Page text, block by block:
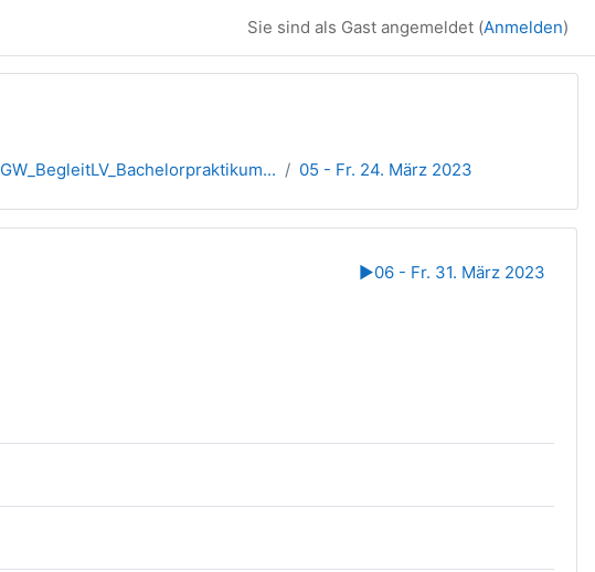
Sie sind als Gast angemeldet (Anmelden)
GW_BegleitLV_Bachelorpraktikum... 05 - Fr. 24. März 2023
▶︎06 - Fr. 31. März 2023